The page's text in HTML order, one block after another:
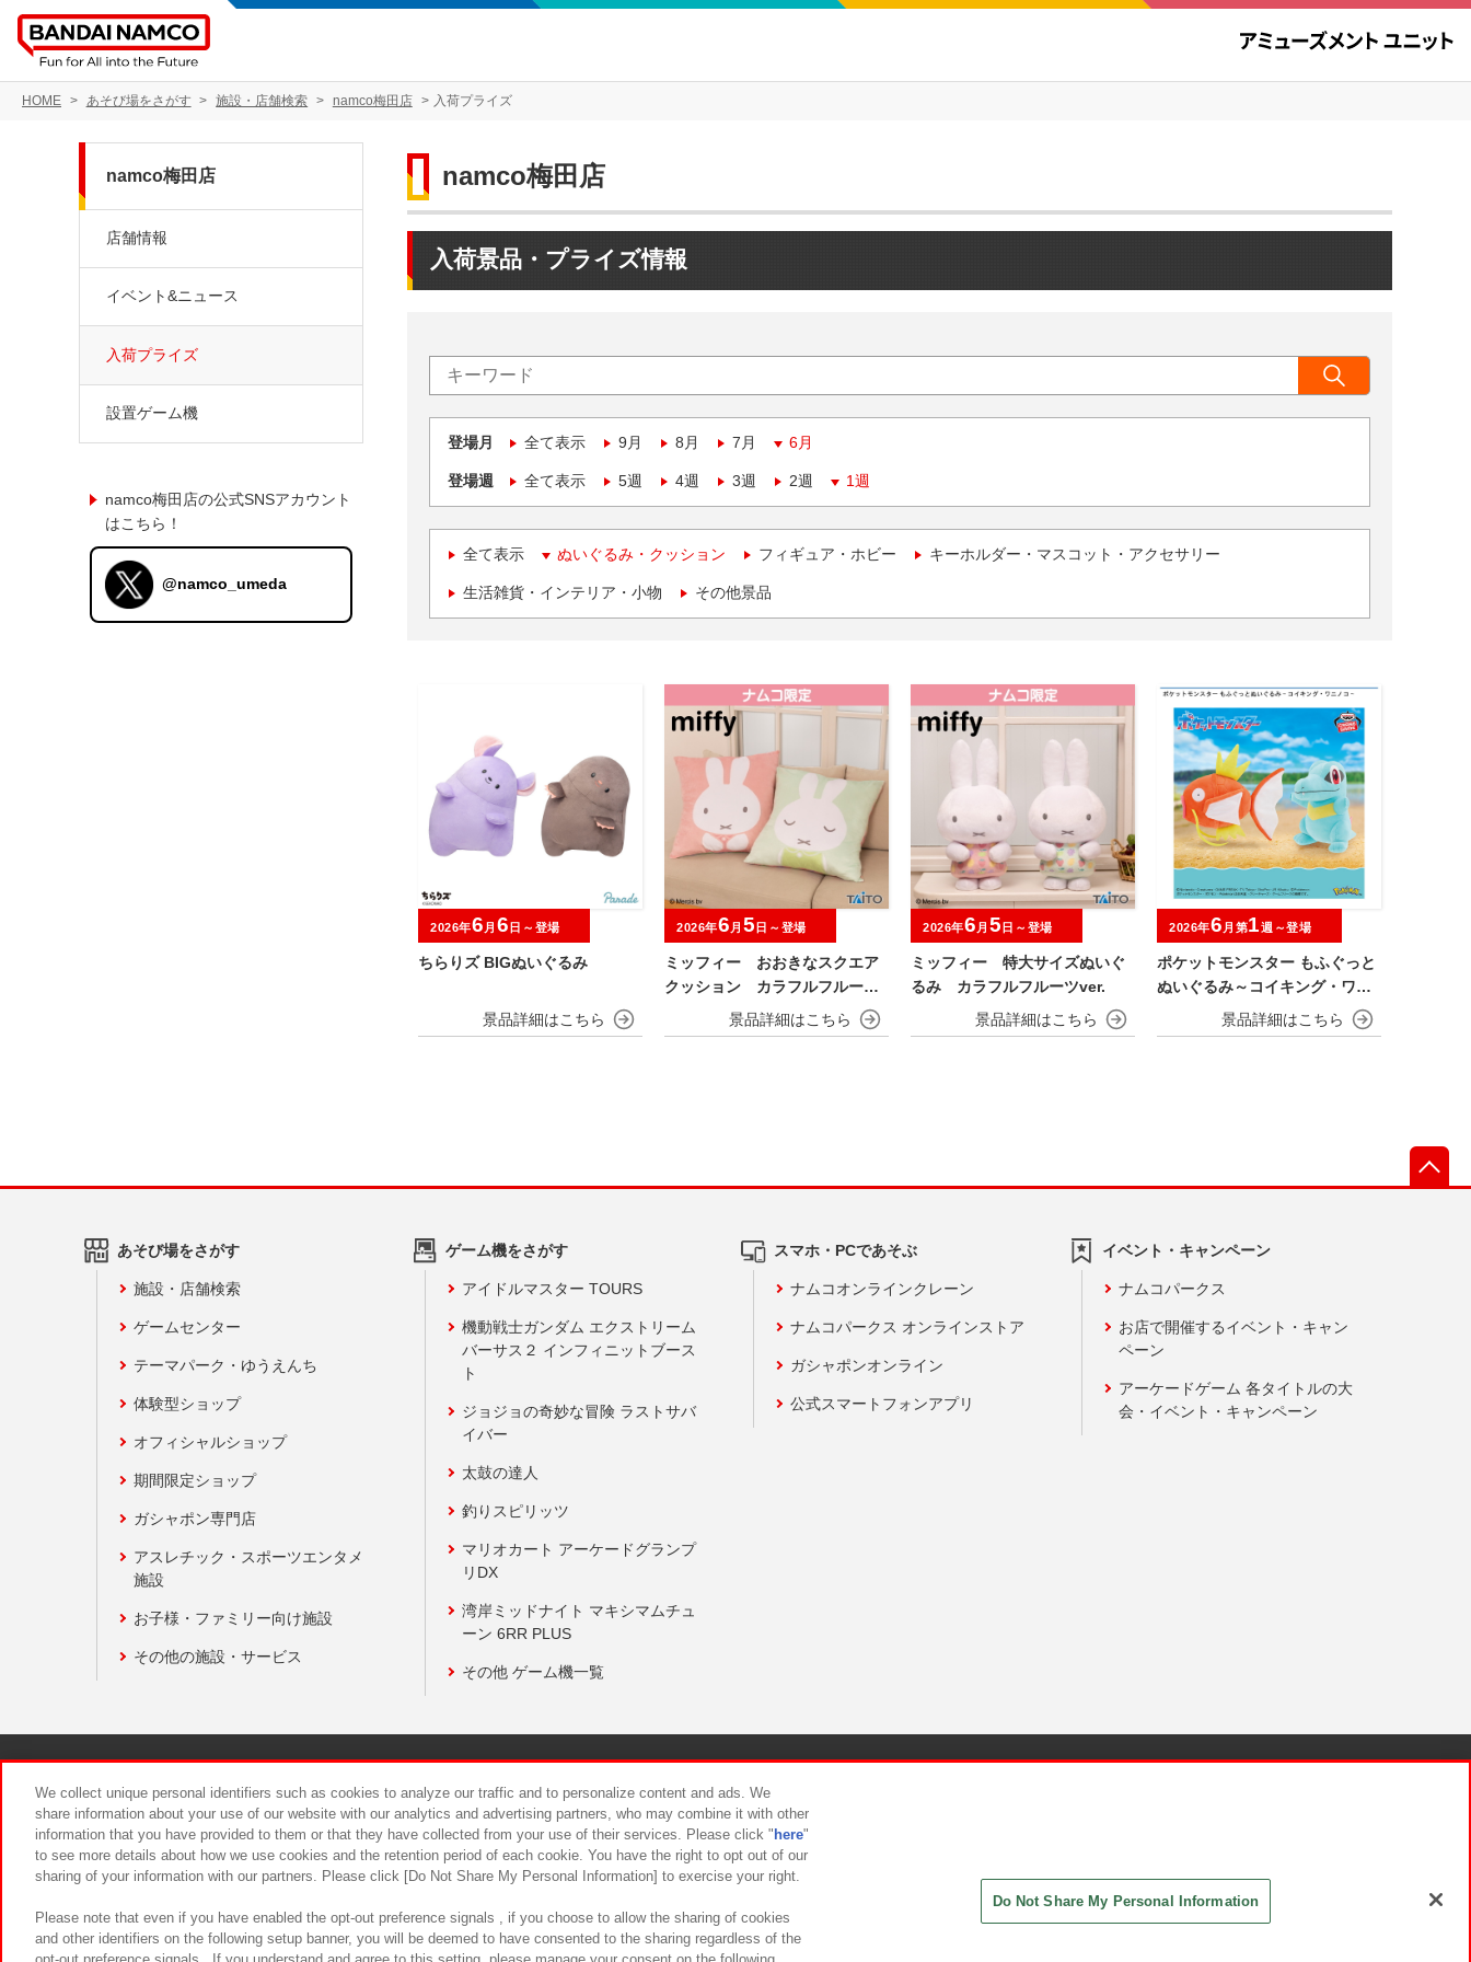
HOME あそび場をさがす 施設・店舗検索 namco梅田店 入荷プライズ
namco梅田店
入荷景品・プライズ情報
登場月 全て表示 9月 8月 7月 6月
登場週 全て表示 5週 4週 3週 2週 1週
全て表示 ぬいぐるみ・クッション フィギュア・ホビー キーホルダー・マスコット・アクセサリー
生活雑貨・インテリア・小物 その他景品
ちらりズ BIGぬいぐるみ
2026年6 月 6 日～登場
ミッフィー おおきなスクエア
クッション カラフルフルーツv
2026年6 月 5 日～登場
ミッフィー 特大サイズぬいぐ
るみ カラフルフルーツver.
2026年6 月 5 日～登場
ポケットモンスター もふぐっと
ぬいぐるみ～コイキング・ワニ
2026年6 月第1週～登場
namco梅田店
店舗情報
イベント&ニュース
入荷プライズ
設置ゲーム機
namco梅田店の公式SNSアカウント
はこちら！
@namco_umeda
あそび場をさがす
施設・店舗検索
ゲームセンター
テーマパーク・ゆうえんち
体験型ショップ
オフィシャルショップ
期間限定ショップ
ガシャポン専門店
アスレチック・スポーツエンタメ
施設
お子様・ファミリー向け施設
その他の施設・サービス
ゲーム機をさがす
アイドルマスター TOURS
機動戦士ガンダム エクストリーム
バーサス２ インフィニットブース
ト
ジョジョの奇妙な冒険 ラストサバ
イバー
太鼓の達人
釣りスピリッツ
マリオカート アーケードグランプ
リDX
湾岸ミッドナイト マキシマムチュ
ーン 6RR PLUS
その他 ゲーム機一覧
スマホ・PCであそぶ
ナムコオンラインクレーン
ナムコパークス オンラインストア
ガシャポンオンライン
公式スマートフォンアプリ
イベント・キャンペーン
ナムコパークス
お店で開催するイベント・キャン
ペーン
アーケードゲーム 各タイトルの大
会・イベント・キャンペーン
食品のご提供について カスタマーハラスメント対応方針
We collect unique personal identifiers such as cookies to analyze our traffic and to personalize content and ads. We
share information about your use of our website with our analytics and advertising partners, who may combine it with other
information that you have provided to them or that they have collected from your use of their services. Please click " here"
to see more details about how we use cookies and the retention period of each cookie. You have the right to opt out of our
sharing of your information with our partners. Please click [Do Not Share My Personal Information] to exercise your right.
Please note that even if you have enabled the opt-out preference signals , if you choose to allow the sharing of cookies
and other identifiers on the following setup banner, you will be deemed to have consented to the sharing regardless of the
Do Not Share My Personal Information